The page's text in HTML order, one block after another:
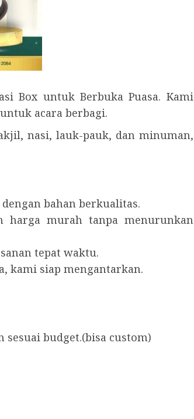
Box untuk Berbuka Puasa. Kami
acara berbagi.
nasi, lauk-pauk, dan minuman,
bahan berkualitas.
harga murah tanpa menurunkan
tepat waktu.
kami siap mengantarkan.
sesuai budget.(bisa custom)